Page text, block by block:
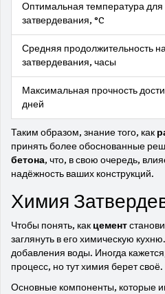
Оптимальная температура для
затвердевания, °C
Средняя продолжительность
затвердевания, часы
Максимальная прочность
дней
Таким образом, знание того, как
принять более обоснованные
бетона, что, в свою очередь,
надёжность ваших конструкций.
Химия
Чтобы понять, как цемент
заглянуть в его химическую
добавления воды. Иногда
процесс, но тут химия берет своё.
Основные компоненты, которые